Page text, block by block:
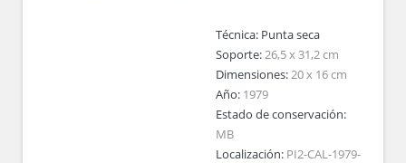
Técnica: Punta seca
Soporte:26,5 x 31,2 cm
Dimensiones:20 x 16 cm
Año: 1979
Estado de conservación:
MB
Localización: PI2-CAL-1979-